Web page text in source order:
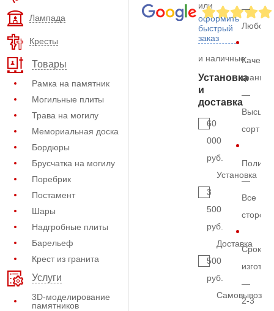
Лампада
Кресты
Товары
Рамка на памятник
Могильные плиты
Трава на могилу
Мемориальная доска
Бордюры
Брусчатка на могилу
Поребрик
Постамент
Шары
Надгробные плиты
Барельеф
Крест из гранита
Услуги
3D-моделирование
памятников
или
оформить
быстрый
заказ
и наличные
Установка
и
доставка
60
000
руб.
Установка
3
500
руб.
Доставка
500
руб.
Самовывоз
—
Любой
гранита
—
Высший
сорт
—
Все
Срок
—
2-3